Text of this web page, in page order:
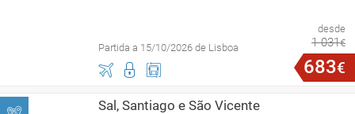
Partida a 15/10/2026 de Lisboa
desde
1 031€
683€
Sal, Santiago e São Vicente